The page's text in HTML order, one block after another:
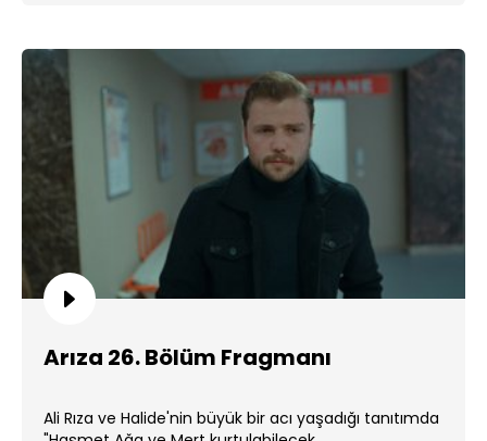
Arıza 26. Bölüm Fragmanı
Ali Rıza ve Halide'nin büyük bir acı yaşadığı tanıtımda